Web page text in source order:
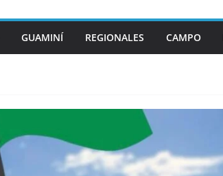
GUAMINÍ REGIONALES CAMPO